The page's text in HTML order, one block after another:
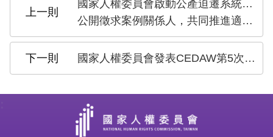
國家人權委員會啟動公產迫遷系統性訪查
公開徵求案例關係人，共同推進適足居住權保障
國家人權委員會發表CEDAW第5次國家報告之獨立評估意見，籲加速消除性別歧視，保障婦女人權